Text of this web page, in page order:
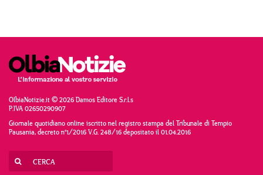
OlbiaNotizie.it © 2026 Damos Editore S.r.l.s
P.IVA 02650290907
Giornale quotidiano online iscritto nel registro stampa del Tribunale di Tempio
Pausania, decreto n°1/2016 V.G. 248/16 depositato il 01.04.2016